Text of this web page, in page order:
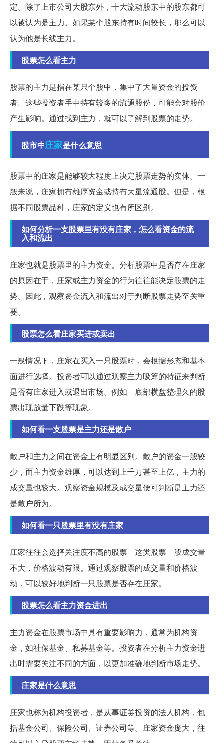
定。除了上市公司大股东外，十大流动股东中的股东都可
以被认为是主力。如果某个股东持有时间较长，那么可以
认为他是长线主力。
股票怎么看主力
股票的主力是指在某只个股中，集中了大量资金的投资
者。这些投资者手中持有较多的流通股份，可能会对股价
产生影响。通过找到主力，就可以了解到股票的走势。
股市中庄家是什么意思
股票中的庄家是能够较大程度上决定股票走势的实体。一
般来说，庄家拥有雄厚资金或持有大量流通股。但是，根
据不同股票品种，庄家的定义也有所区别。
如何分析一支股票里有没有庄家，怎么看资金的流
入和流出
庄家也就是股票里的主力资金。分析股票中是否存在庄家
的原因在于，庄家或主力资金的行为往往能决定股票的走
势。因此，观察资金流入和流出对于判断股票走势至关重
要。
股票怎么看庄家买进或卖出
一般情况下，庄家在买入一只股票时，会根据形态和基本
面进行选择。投资者可以通过观察主力吸筹的特征来判断
是否有庄家进入或退出市场。例如，底部横盘整理久的股
票出现放量下跌等现象。
如何看一支股票是主力还是散户
散户和主力之间在资金上有明显区别。散户的资金一般较
少，而主力资金雄厚，可以达到上千万甚至上亿，主力的
成交量也较大。观察资金规模及成交量便可判断是主力还
是散户所为。
如何看一只股票里有没有庄家
庄家往往会选择关注度不高的股票，这类股票一般成交量
不大，价格波动有限。通过观察股票的成交量和价格波
动，可以较好地判断一只股票是否存在庄家。
股票怎么看主力资金进出
主力资金在股票市场中具有重要影响力，通常为机构资
金，如社保基金、私募基金等。投资者在分析主力资金进
出时需要关注不同的方面，以更加准确地判断市场走势。
庄家是什么意思
庄家也称为机构投资者，是从事证券投资的法人机构，包
括基金公司、保险公司、证券公司等。庄家资金庞大，往